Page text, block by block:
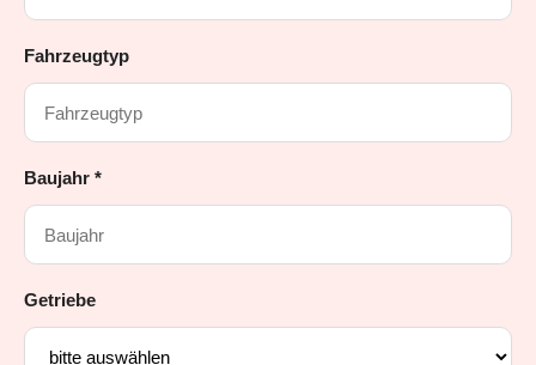
Fahrzeugtyp
Baujahr *
Getriebe